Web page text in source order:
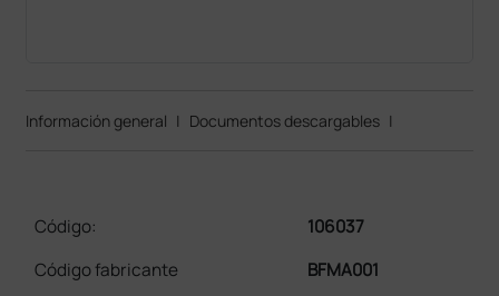
Información general | Documentos descargables |
Código:
106037
Código fabricante
BFMA001